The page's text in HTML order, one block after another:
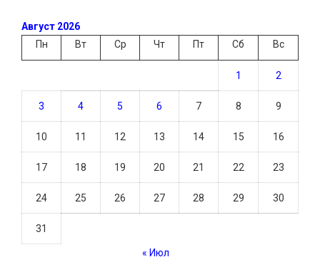
Август 2026
Пн
Вт Ср Чт Пт Сб Вс
1 2
3 4 5 6 7 8 9
10 11 12 13 14 15 16
17 18 19 20 21 22 23
24 25 26 27 28 29 30
31
« Июл